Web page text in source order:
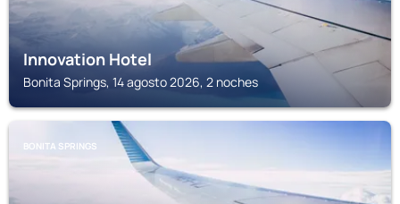
Innovation Hotel
Bonita Springs, 14 agosto 2026, 2 noches
BONITA SPRINGS